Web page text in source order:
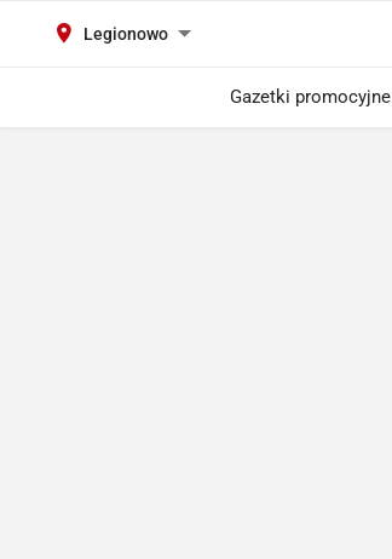
Legionowo
Gazetki promocyjne